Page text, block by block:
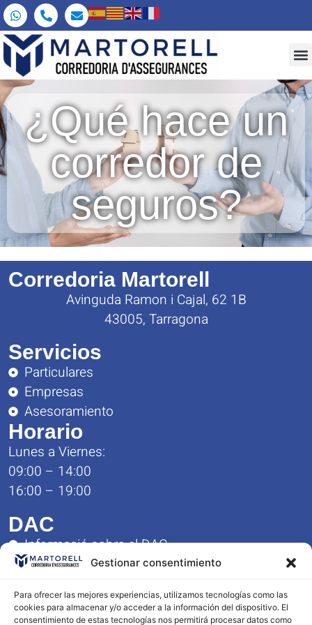
Gestionar consentimiento
Para ofrecer las mejores experiencias, utilizamos tecnologías como las
cookies para almacenar y/o acceder a la información del dispositivo. El
consentimiento de estas tecnologías nos permitirá procesar datos como
¿Qué hace un
corredor de
seguros?
Corredoria Martorell
Avinguda Ramon i Cajal, 62 1B
43005, Tarragona
Servicios
Particulares
Empresas
Asesoramiento
Horario
Lunes a Viernes:
09:00 – 14:00
16:00 – 19:00
DAC
Informació sobre el DAC
Formulario de Queja y Reclamación
Contacto